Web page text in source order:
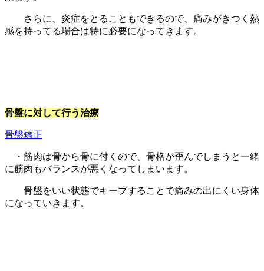
さらに、炎症をとることもできるので、痛みがきつく熱
感を持ってる場合は特に必要になってきます。
骨盤に対して行う治療
骨盤矯正
・筋肉は骨から骨に付くので、骨格が歪んでしまうと一緒
に筋肉もバランスが悪くなってしまいます。
骨盤をいい状態でキープすることで痛みの出にくい身体
になっていきます。